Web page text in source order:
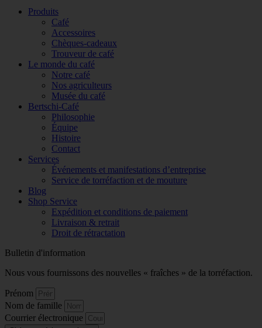
Produits
Café
Accessoires
Chèques-cadeaux
Trouveur de café
Le monde du café
Notre café
Nos agriculteurs
Musée du café
Bertschi-Café
Philosophie
Équipe
Histoire
Contact
Services
Événements et manifestations d’entreprise
Service de torréfaction et de mouture
Blog
Shop Service
Expédition et conditions de paiement
Livraison & retrait
Droit de rétractation
Bulletin d'information
Nous vous fournissons des nouvelles « fraîches » de la torréfaction.
Prénom
Nom de famille
Courrier électronique